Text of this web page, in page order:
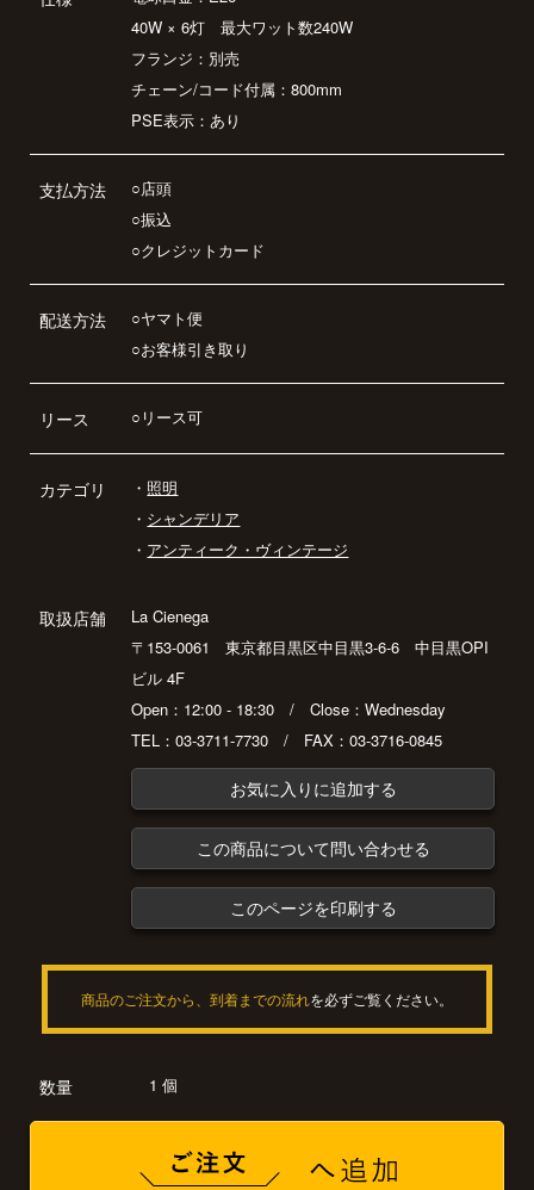
40W × 6灯 最大ワット数240W
フランジ：別売
チェーン/コード付属：800mm
PSE表示：あり
支払方法
○店頭
○振込
○クレジットカード
配送方法
○ヤマト便
○お客様引き取り
リース ○リース可
カテゴリ ・ 照明
・ シャンデリア
・ アンティーク・ヴィンテージ
取扱店舗
La Cienega
〒153-0061 東京都目黒区中目黒3-6-6 中目黒OPI
ビル 4F
Open：12:00 - 18:30 / Close：Wednesday
TEL：03-3711-7730 / FAX：03-3716-0845
お気に入りに追加する
この商品について問い合わせる
このページを印刷する
商品のご注文から、到着までの流れを必ずご覧ください。
数量 1 個